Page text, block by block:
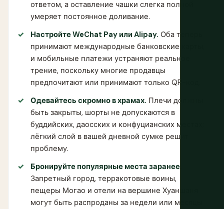
ответом, а оставление чашки слегка полной
умеряет постоянное доливание.
Настройте WeChat Pay или Alipay. Оба теперь
принимают международные банковские карты,
и мобильные платежи устраняют реальное
трение, поскольку многие продавцы
предпочитают или принимают только QR-код.
Одевайтесь скромно в храмах. Плечи должны
быть закрыты, шорты не допускаются в
буддийских, даосских и конфуцианских местах;
лёгкий слой в вашей дневной сумке решит
проблему.
Бронируйте популярные места заранее.
Запретный город, терракотовые воины,
пещеры Могао и отели на вершине Хуаншаня
могут быть распроданы за недели или месяцы